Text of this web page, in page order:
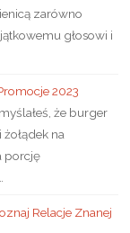
zarówno
głosowi i
2023
że burger
na
porcję
Relacje Znanej